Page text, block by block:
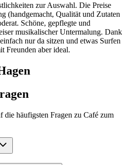
zur Auswahl. Die Preise
(handgemacht, Qualität und Zutaten
Schöne, gepflegte und
musikalischer Untermalung. Dank
nur da sitzen und etwas Surfen
Freunden aber ideal.
häufigsten Fragen zu Café zum